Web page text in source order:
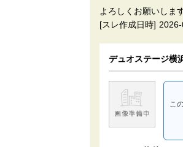
よろしくお願いします
[スレ作成日時]
デュオステージ横
こ